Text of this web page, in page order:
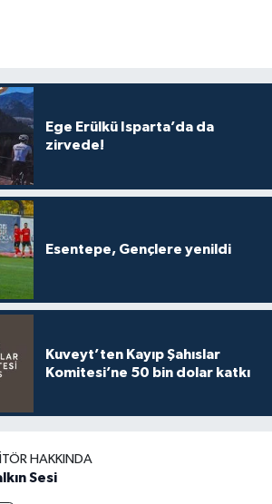
Ege Erülkü Isparta’da da
zirvede!
Esentepe, Gençlere yenildi
Kuveyt’ten Kayıp Şahıslar
Komitesi’ne 50 bin dolar katkı
HAKKINDA
Sesi